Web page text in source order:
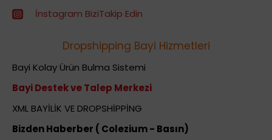
İnstagram BiziTakip Edin
Dropshipping Bayi Hizmetleri
Bayi Kolay Ürün Bulma Sistemi
Bayi Destek ve Talep Merkezi
XML BAYİLİK VE DROPSHİPPİNG
Bizden Haberber ( Colezium - Basın)